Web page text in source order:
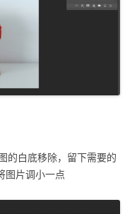
的白底移除，留下需要的
图片调小一点